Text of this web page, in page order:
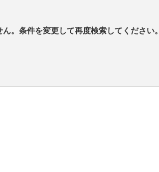
。条件を変更して再度検索してください。